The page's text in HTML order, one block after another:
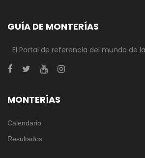
GUÍA DE MONTERÍAS
El Portal de referencia del mundo de
MONTERÍAS
Calendario
Resultados